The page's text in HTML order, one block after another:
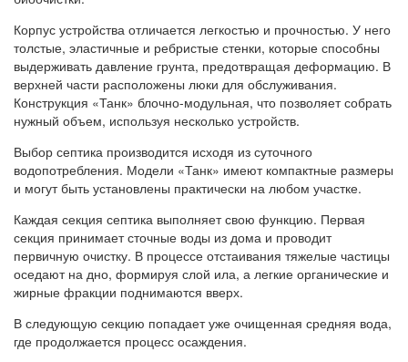
Корпус устройства отличается легкостью и прочностью. У него
толстые, эластичные и ребристые стенки, которые способны
выдерживать давление грунта, предотвращая деформацию. В
верхней части расположены люки для обслуживания.
Конструкция «Танк» блочно-модульная, что позволяет собрать
нужный объем, используя несколько устройств.
Выбор септика производится исходя из суточного
водопотребления. Модели «Танк» имеют компактные размеры
и могут быть установлены практически на любом участке.
Каждая секция септика выполняет свою функцию. Первая
секция принимает сточные воды из дома и проводит
первичную очистку. В процессе отстаивания тяжелые частицы
оседают на дно, формируя слой ила, а легкие органические и
жирные фракции поднимаются вверх.
В следующую секцию попадает уже очищенная средняя вода,
где продолжается процесс осаждения.